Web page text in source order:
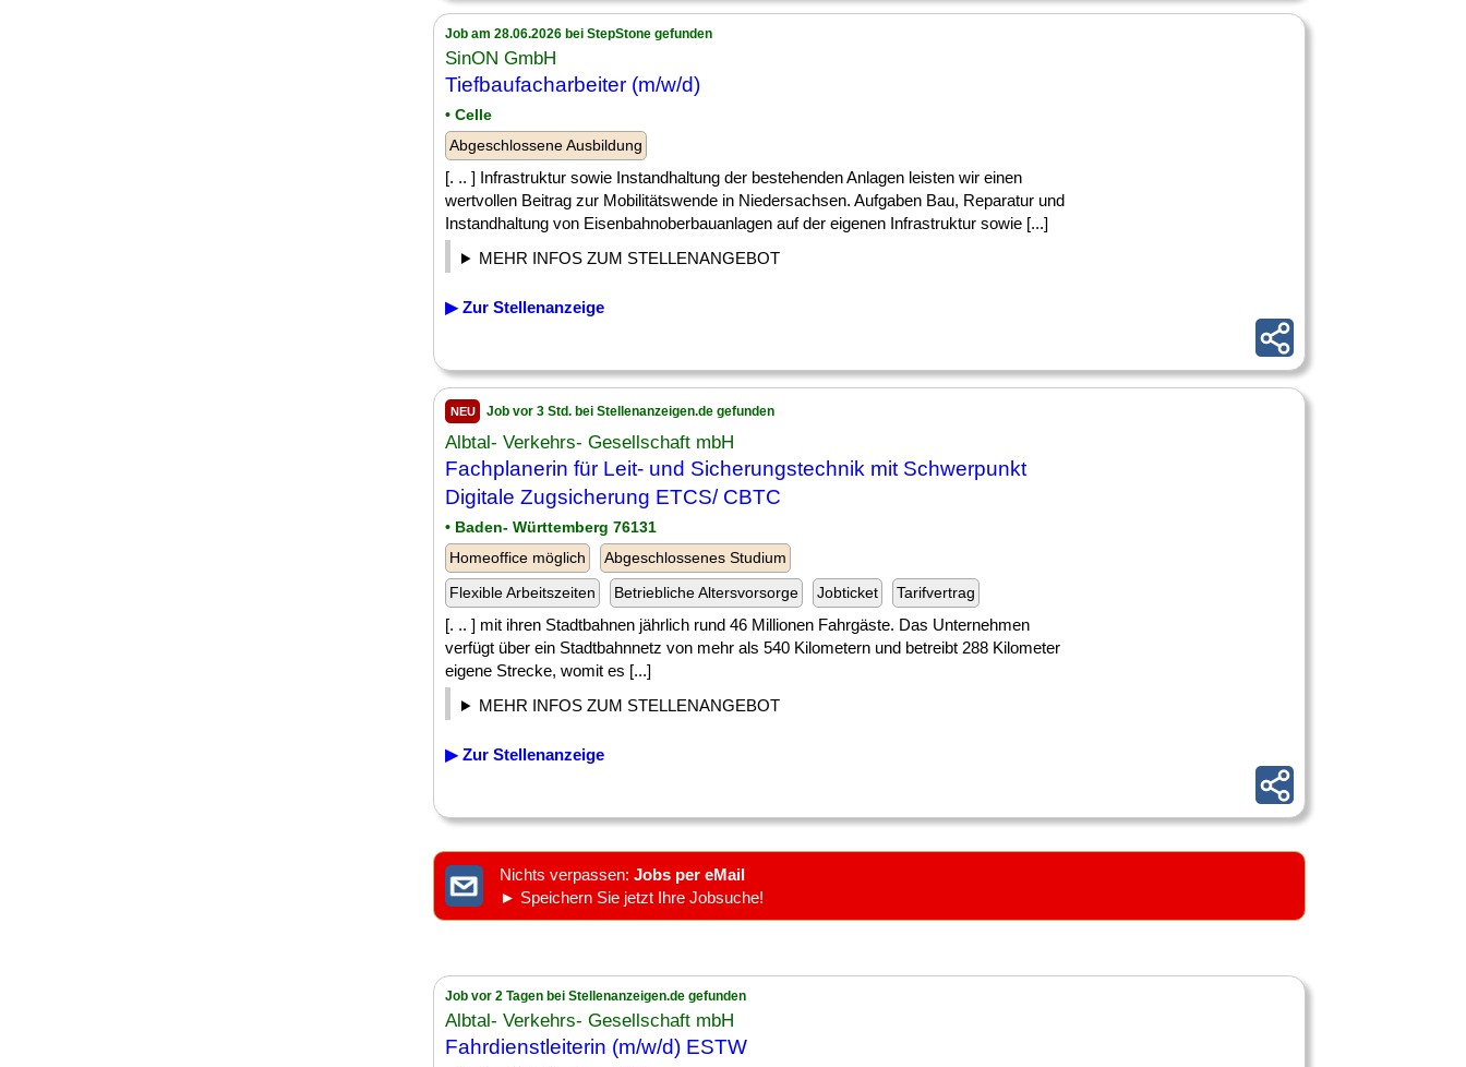
Job am 28.06.2026 bei StepStone gefunden
SinON GmbH
Tiefbaufacharbeiter (m/w/d)
• Celle
Abgeschlossene Ausbildung
[. .. ] Infrastruktur sowie Instandhaltung der bestehenden Anlagen leisten wir einen
wertvollen Beitrag zur Mobilitätswende in Niedersachsen. Aufgaben Bau, Reparatur und
Instandhaltung von Eisenbahnoberbauanlagen auf der eigenen Infrastruktur sowie [...]
MEHR INFOS ZUM STELLENANGEBOT
▶ Zur Stellenanzeige
NEU Job vor 3 Std. bei Stellenanzeigen.de gefunden
Albtal- Verkehrs- Gesellschaft mbH
Fachplanerin für Leit- und Sicherungstechnik mit Schwerpunkt
Digitale Zugsicherung ETCS/ CBTC
• Baden- Württemberg 76131
Homeoffice möglich
Abgeschlossenes Studium
Flexible Arbeitszeiten
Betriebliche Altersvorsorge Jobticket Tarifvertrag
[. .. ] mit ihren Stadtbahnen jährlich rund 46 Millionen Fahrgäste. Das Unternehmen
verfügt über ein Stadtbahnnetz von mehr als 540 Kilometern und betreibt 288 Kilometer
eigene Strecke, womit es [...]
MEHR INFOS ZUM STELLENANGEBOT
▶ Zur Stellenanzeige
Nichts verpassen: Jobs per eMail
► Speichern Sie jetzt Ihre Jobsuche!
Job vor 2 Tagen bei Stellenanzeigen.de gefunden
Albtal- Verkehrs- Gesellschaft mbH
Fahrdienstleiterin (m/w/d) ESTW